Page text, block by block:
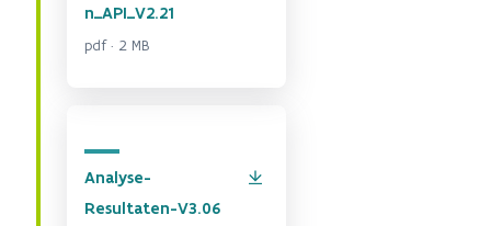
n_API_V2.21
pdf · 2 MB
Analyse-
Resultaten-V3.06